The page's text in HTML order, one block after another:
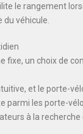
le rangement
du véhicule.
fixe, un choix de
et le porte-
parmi les porte-
à la